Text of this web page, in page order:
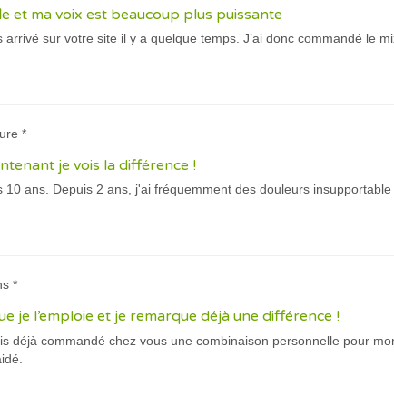
et ma voix est beaucoup plus puissante
sur votre site il y a quelque temps. J’ai donc commandé le
*
je vois la différence !
10 ans. Depuis 2 ans, j'ai fréquemment des douleurs
*
je l’emploie et je remarque déjà une différence !
déjà commandé chez vous une combinaison personnelle pour